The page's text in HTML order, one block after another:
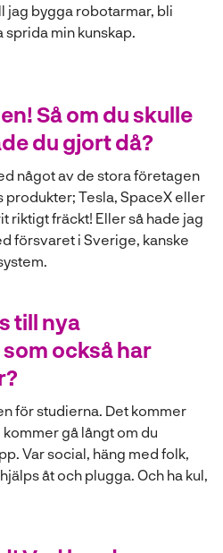
jag bygga robotarmar, bli
min kunskap.
Så om du skulle
du gjort då?
något av de stora företagen
Tesla, SpaceX eller
riktigt fräckt! Eller så hade jag
försvaret i Sverige, kanske
till nya
också har
för studierna. Det kommer
gå långt om du
Var social, häng med folk,
åt och plugga. Och ha kul,